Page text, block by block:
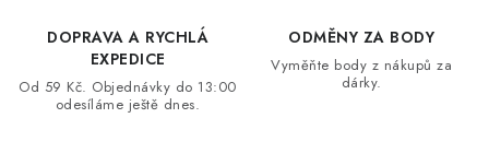
DOPRAVA A RYCHLÁ
EXPEDICE
Od 59 Kč. Objednávky do 13:00
odesíláme ještě dnes.
ODMĚNY ZA BODY
Vyměňte body z nákupů za
dárky.